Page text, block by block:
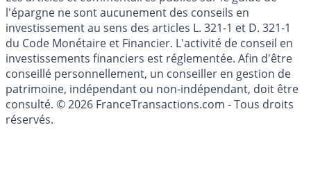
Les articles et commentaires publiés sur le guide de
l'épargne ne sont aucunement des conseils en
investissement au sens des articles L. 321-1 et D. 321-1
du Code Monétaire et Financier. L'activité de conseil en
investissements financiers est réglementée. Afin d'être
conseillé personnellement, un conseiller en gestion de
patrimoine, indépendant ou non-indépendant, doit être
consulté. © 2026 FranceTransactions.com - Tous droits